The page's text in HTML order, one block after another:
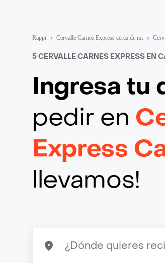
Rappi Cervalle Carnes Express cerca de mi
5 CERVALLE CARNES EXPRESS EN
Ingresa tu
pedir en
Express
llevamos!